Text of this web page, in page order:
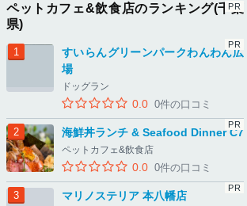
ペットカフェ&飲食店のランキング(千葉
県)
すいらんグリーンパークわんわん広
場
ドッグラン
0.0 0件の口コミ
海鮮丼ランチ & Seafood Dinner C7
ペットカフェ&飲食店
0.0 0件の口コミ
マリノステリア 本八幡店